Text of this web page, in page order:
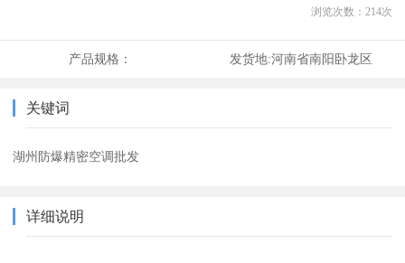
浏览次数： 214次
产品规格： 发货地:河南省南阳卧龙区
关键词
湖州防爆精密空调批发
详细说明